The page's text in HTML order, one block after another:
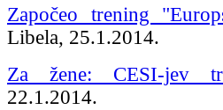
Započeo trening
Libela, 25.1.2014.
Za žene: CESI-jev
22.1.2014.